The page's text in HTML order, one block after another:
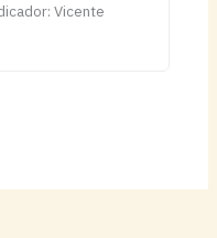
Vicente